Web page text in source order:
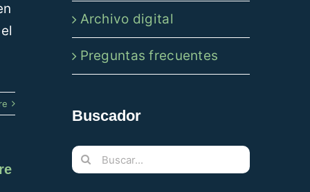
Archivo digital
Preguntas frecuentes
Buscador
Buscar: